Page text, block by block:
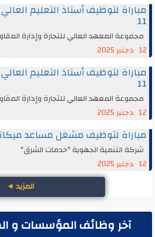
مباراة لتوظيف أستاذ التعليم
11
مجموعة المعهد العالي للتجارة وإدارة
12 دجنبر 2025
مباراة لتوظيف أستاذ التعليم
11
مجموعة المعهد العالي للتجارة وإدارة
12 دجنبر 2025
مباراة لتوظيف مشغل مساعد
شركة التنمية الجهوية "خدمات الشرق"
12 دجنبر 2025
المزيد◄
آخر وظائف المؤسسات و